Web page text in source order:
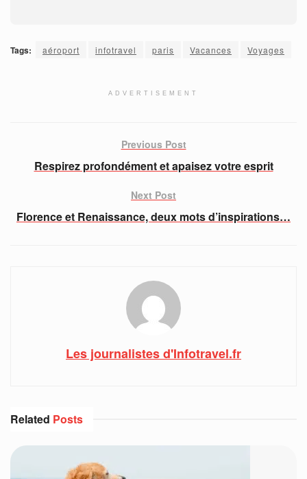
Tags: aéroport infotravel paris Vacances Voyages
ADVERTISEMENT
Previous Post
Respirez profondément et apaisez votre esprit
Next Post
Florence et Renaissance, deux mots d’inspirations…
Les journalistes d'Infotravel.fr
Related Posts